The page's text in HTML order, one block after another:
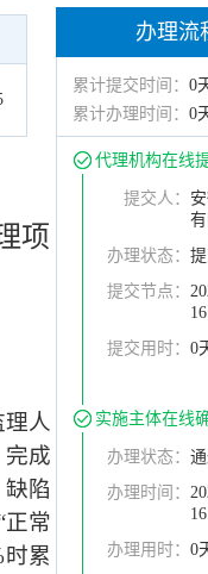
项
人
完成
陷
正常
累
办理流
累计提交时间： 0
累计办理时间： 0
代理机构在线
提交人：
办理状态：
提交节点：
提交用时： 0
实施主体在线
办理状态：
办理时间：
办理用时： 0